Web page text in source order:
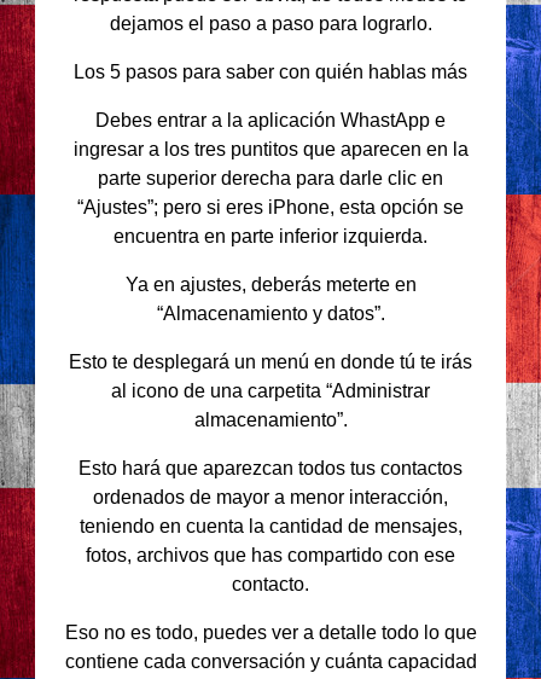
dejamos el paso a paso para lograrlo.
Los 5 pasos para saber con quién hablas más
Debes entrar a la aplicación WhastApp e
ingresar a los tres puntitos que aparecen en la
parte superior derecha para darle clic en
“Ajustes”; pero si eres iPhone, esta opción se
encuentra en parte inferior izquierda.
Ya en ajustes, deberás meterte en
“Almacenamiento y datos”.
Esto te desplegará un menú en donde tú te irás
al icono de una carpetita “Administrar
almacenamiento”.
Esto hará que aparezcan todos tus contactos
ordenados de mayor a menor interacción,
teniendo en cuenta la cantidad de mensajes,
fotos, archivos que has compartido con ese
contacto.
Eso no es todo, puedes ver a detalle todo lo que
contiene cada conversación y cuánta capacidad